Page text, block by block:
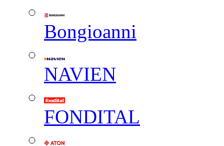
Вongioanni
NAVIEN
FONDITAL